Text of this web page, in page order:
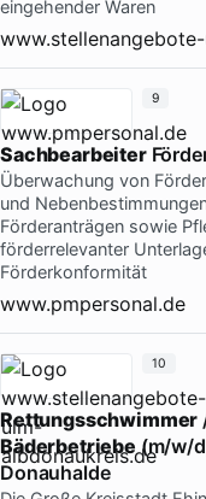
eingehender Waren
Sachbearbeiter
Überwachung von
und
Förderanträgen sowie
förderrelevanter
Förderkonformität
www.pmpersonal.de
9
Rettungsschwimmer
Bäderbetriebe (m/w/
Donauhalde
10